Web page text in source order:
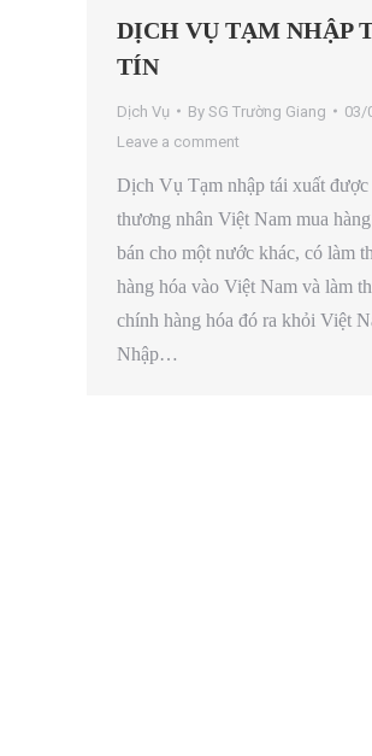
DỊCH VỤ TẠM NHẬP
TÍN
Dịch Vụ By SG Trường Giang
03/
Leave a comment
Dịch Vụ Tạm nhập tái xuất
thương nhân Việt Nam mua
bán cho một nước khác, có làm
hàng hóa vào Việt Nam và làm
chính hàng hóa đó ra khỏi Việt
Nhập…